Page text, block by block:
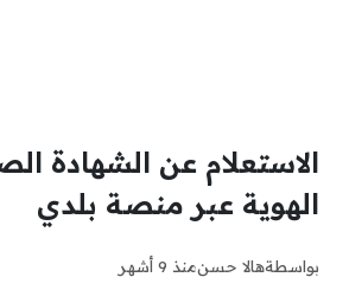
الاستعلام عن الشهادة
الهوية عبر منصة بلدي
بواسطةهالا حسنمنذ 9 أشهر